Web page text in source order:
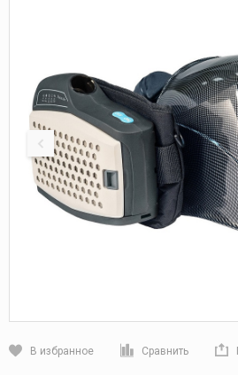
В избранное Сравнить